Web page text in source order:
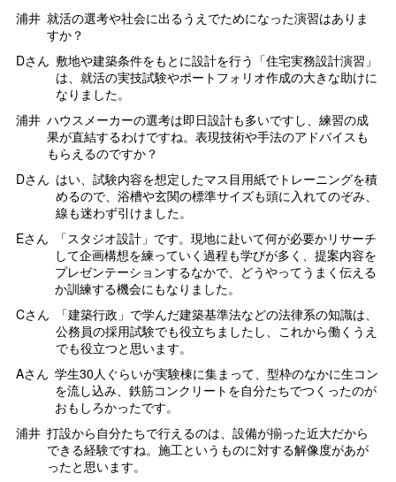
浦井 就活の選考や社会に出るうえでためになった演習はありま
すか？
Dさん 敷地や建築条件をもとに設計を行う「住宅実務設計演習」
は、就活の実技試験やポートフォリオ作成の大きな助けに
なりました。
浦井 ハウスメーカーの選考は即日設計も多いですし、練習の成
果が直結するわけですね。表現技術や手法のアドバイスも
もらえるのですか？
Dさん はい、試験内容を想定したマス目用紙でトレーニングを積
めるので、浴槽や玄関の標準サイズも頭に入れてのぞみ、
線も迷わず引けました。
Eさん
「スタジオ設計」です。現地に赴いて何が必要かリサーチ
して企画構想を練っていく過程も学びが多く、提案内容を
プレゼンテーションするなかで、どうやってうまく伝える
か訓練する機会にもなりました。
Cさん
「建築行政」で学んだ建築基準法などの法律系の知識は、
公務員の採用試験でも役立ちましたし、これから働くうえ
でも役立つと思います。
Aさん 学生30人ぐらいが実験棟に集まって、型枠のなかに生コン
を流し込み、鉄筋コンクリートを自分たちでつくったのが
おもしろかったです。
浦井 打設から自分たちで行えるのは、設備が揃った近大だから
できる経験ですね。施工というものに対する解像度があが
ったと思います。